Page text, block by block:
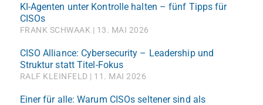
KI-Agenten unter Kontrolle halten – fünf Tipps für
CISOs
FRANK SCHWAAK 13. MAI 2026
CISO Alliance: Cybersecurity – Leadership und
Struktur statt Titel-Fokus
RALF KLEINFELD 11. MAI 2026
Einer für alle: Warum CISOs seltener sind als